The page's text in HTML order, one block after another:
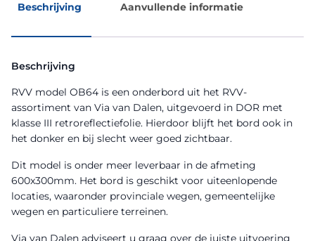
Beschrijving Aanvullende informatie
Beschrijving
RVV model OB64 is een onderbord uit het RVV-
assortiment van Via van Dalen, uitgevoerd in DOR met
klasse III retroreflectiefolie. Hierdoor blijft het bord ook in
het donker en bij slecht weer goed zichtbaar.
Dit model is onder meer leverbaar in de afmeting
600x300mm. Het bord is geschikt voor uiteenlopende
locaties, waaronder provinciale wegen, gemeentelijke
wegen en particuliere terreinen.